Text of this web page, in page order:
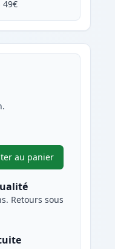
49€
au panier
,Pack de 2 Canon 728
Retours sous